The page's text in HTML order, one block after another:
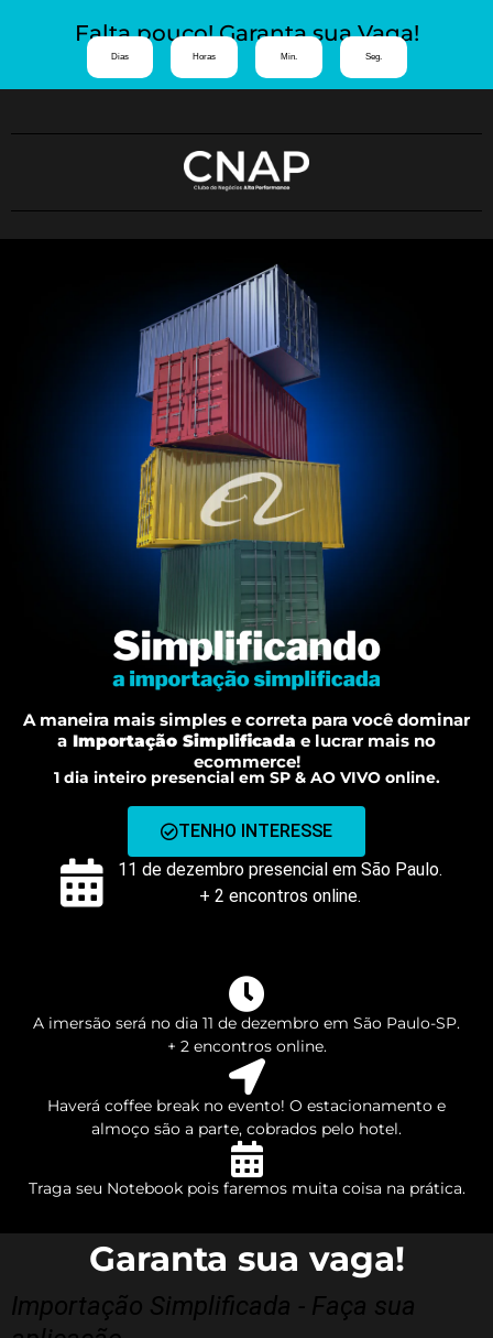
Falta pouco! Garanta sua Vaga!
Dias Horas Min. Seg.
A maneira mais simples e correta para você dominar
a Importação Simplificada e lucrar mais no
ecommerce!
1 dia inteiro presencial em SP & AO VIVO online.
TENHO INTERESSE
11 de dezembro presencial em São Paulo.
+ 2 encontros online.
A imersão será no dia 11 de dezembro em São Paulo-SP.
+ 2 encontros online.
Haverá coffee break no evento! O estacionamento e
almoço são a parte, cobrados pelo hotel.
Traga seu Notebook pois faremos muita coisa na prática.
Garanta sua vaga!